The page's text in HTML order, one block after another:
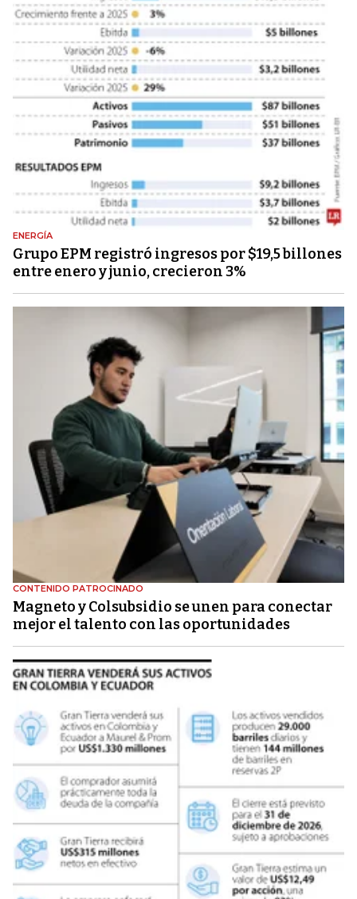
ENERGÍA
Grupo EPM registró ingresos por $19,5 billones
entre enero y junio, crecieron 3%
CONTENIDO PATROCINADO
Magneto y Colsubsidio se unen para conectar
mejor el talento con las oportunidades